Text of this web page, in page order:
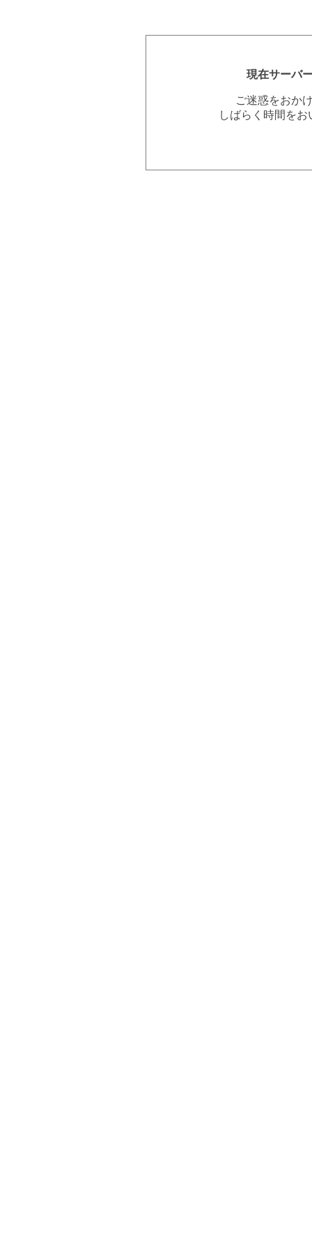
現在サーバ
ご迷惑をおか
しばらく時間を